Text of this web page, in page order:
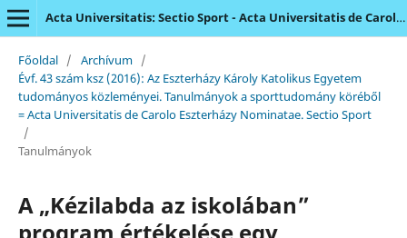
Acta Universitatis: Sectio Sport - Acta Universitatis de Carolo Eszterházy Nominatae
Főoldal / Archívum /
Évf. 43 szám ksz (2016): Az Eszterházy Károly Katolikus Egyetem
tudományos közleményei. Tanulmányok a sporttudomány köréből
= Acta Universitatis de Carolo Eszterházy Nominatae. Sectio Sport
/
Tanulmányok
A „Kézilabda az iskolában”